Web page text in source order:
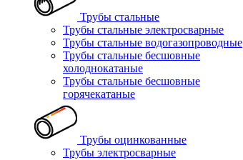
Трубы стальные
Трубы стальные электросварные
Трубы стальные водогазопроводные
Трубы стальные бесшовные
холоднокатаные
Трубы стальные бесшовные
горячекатаные
Трубы оцинкованные
Трубы электросварные